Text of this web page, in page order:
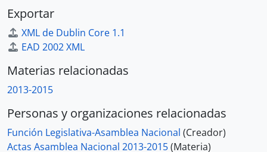
Exportar
XML de Dublin Core 1.1
EAD 2002 XML
Materias relacionadas
2013-2015
Personas y organizaciones relacionadas
Función Legislativa-Asamblea Nacional (Creador)
Actas Asamblea Nacional 2013-2015(Materia)